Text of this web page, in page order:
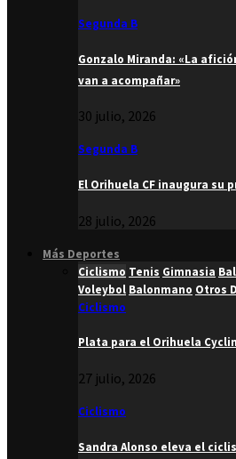
Segunda B
Gonzalo Miranda: «La
van a acompañar»
30 julio, 2026
Segunda B
El Orihuela CF inaugura su
28 julio, 2026
Más Deportes
Ciclismo Tenis Gimnasia
Voleybol Balonmano Otros
Ciclismo
Plata para el Orihuela
27 julio, 2026
Ciclismo
Sandra Alonso eleva el